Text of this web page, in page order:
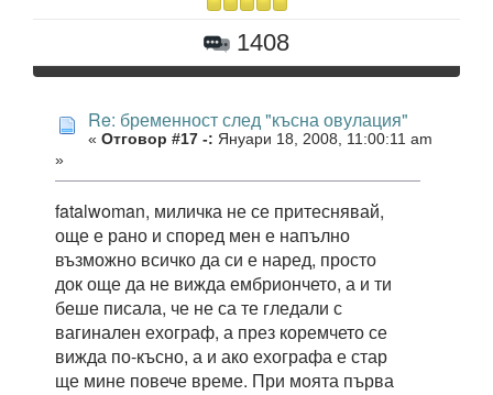
1408
Re: бременност след "късна овулация"
« Отговор #17 -: Януари 18, 2008, 11:00:11 am
»
fatalwoman, миличка не се притеснявай,
още е рано и според мен е напълно
възможно всичко да си е наред, просто
док още да не вижда ембриончето, а и ти
беше писала, че не са те гледали с
вагинален ехограф, а през коремчето се
вижда по-късно, а и ако ехографа е стар
ще мине повече време. При моята първа